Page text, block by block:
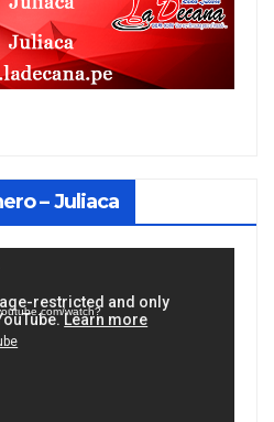
– Juliaca
watch?